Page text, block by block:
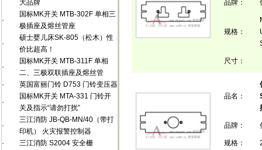
大品牌
·
国标MK开关 MTB-302F 单相三
极插座及熔丝管座
·
硕士婴儿床SK-805（松木）性
价比超高！
·
国标MK开关 MTB-311F 单相
二、三极双联插座及熔丝管
·
英国富丽门铃 D753 门铃变压器
·
国标MK开关 MTA-331 门铃开
关及指示“请勿打扰”
·
三江消防 JB-QB-MN/40（带打
印机） 火灾报警控制器
·
三江消防 S2004 安全栅
品牌：
规格：
尺寸：
品名：
品牌：
规格：